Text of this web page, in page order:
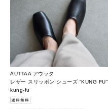
AUTTAA アウッタ
レザー スリッポン シューズ “KUNG FU”
kung-fu